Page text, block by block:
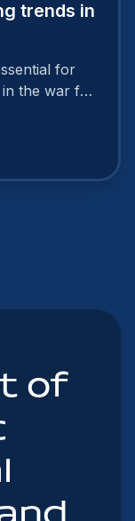
trends in
for
the war for
of